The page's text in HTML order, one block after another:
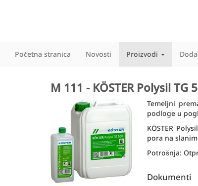
Početna stranica Novosti Proizvodi
M 111 - KÖSTER Polysil TG
Temeljni
podloge u
KÖSTER
pora na
Potrošnja:
Dokumenti